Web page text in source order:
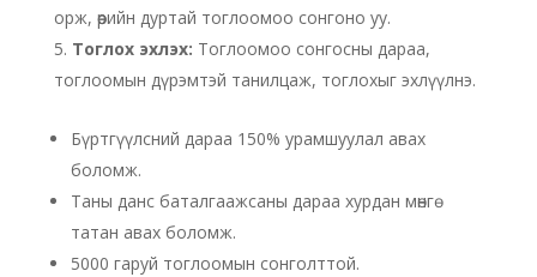
орж, өөрийн дуртай тоглоомоо сонгоно уу.
Тоглох эхлэх: Тоглоомоо сонгосны дараа,
тоглоомын дүрэмтэй танилцаж, тоглохыг эхлүүлнэ.
Бүртгүүлсний дараа 150% урамшуулал авах
боломж.
Таны данс баталгаажсаны дараа хурдан мөнгө
татан авах боломж.
5000 гаруй тоглоомын сонголттой.